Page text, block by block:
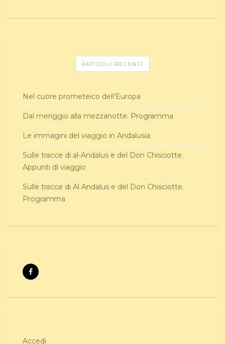
ARTICOLI RECENTI
Nel cuore prometeico dell’Europa
Dal meriggio alla mezzanotte. Programma
Le immagini del viaggio in Andalusia
Sulle tracce di al-Andalus e del Don Chisciotte.
Appunti di viaggio
Sulle tracce di Al Andalus e del Don Chisciotte.
Programma
Accedi